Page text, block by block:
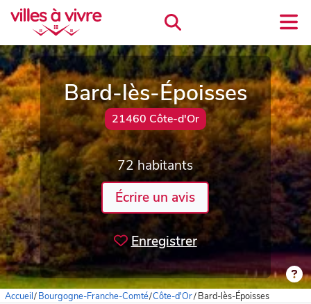
Bard-lès-Époisses
21460 Côte-d'Or
72 habitants
Écrire un avis
Enregistrer
Accueil/Bourgogne-Franche-Comté/Côte-d'Or/Bard-lès-Époisses